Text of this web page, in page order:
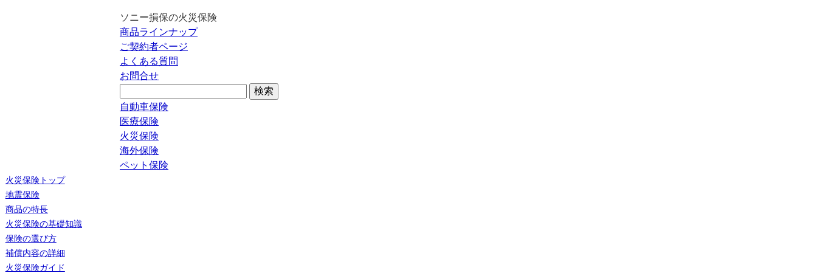
ソニー損保の火災保険
商品ラインナップ
ご契約者ページ
よくある質問
お問合せ
自動車保険
医療保険
火災保険
海外保険
ペット保険
火災保険トップ
地震保険
商品の特長
火災保険の基礎知識
保険の選び方
補償内容の詳細
火災保険ガイド